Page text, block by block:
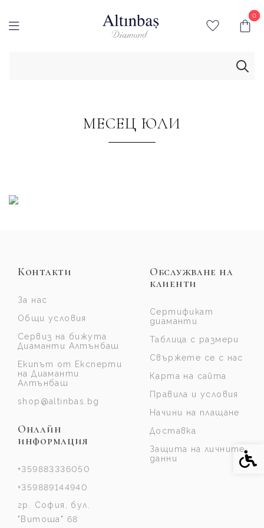
0
0
МЕСЕЦ ЮЛИ
Контакти
За нас
Общи условия
Сервиз на бижута
Диаманти Алтънбаш
Екипът от Експерти
на Диаманти
Алтънбаш
shop@altinbas.bg
Онлайн
информация
+359883336050
+359889144940
гр. София, бул.
"Витоша" 68
Обслужване на
клиенти
Сертификат
диаманти
Таблица с размери
Свържете се с нас
Карта на сайта
Правила и условия
Начини на плащане
Доставка
Защита на личните
данни